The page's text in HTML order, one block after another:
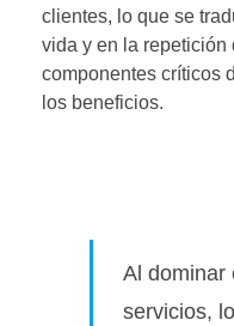
clientes, lo que se
vida y en la repetición
componentes críticos
los beneficios.
Al dominar
servicios,